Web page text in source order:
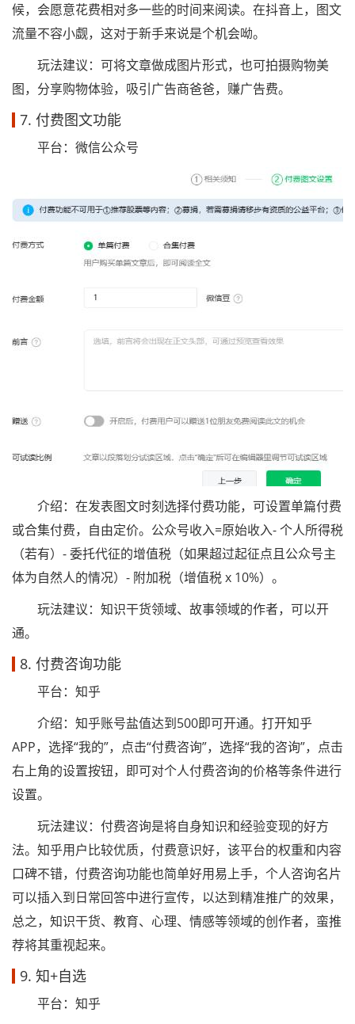
候，会愿意花费相对多一些的时间来阅读。在抖音上，图文
流量不容小觑，这对于新手来说是个机会呦。
玩法建议：可将文章做成图片形式，也可拍摄购物美
图，分享购物体验，吸引广告商爸爸，赚广告费。
7. 付费图文功能
平台：微信公众号
介绍：在发表图文时刻选择付费功能，可设置单篇付费
或合集付费，自由定价。公众号收入=原始收入- 个人所得税
（若有）- 委托代征的增值税（如果超过起征点且公众号主
体为自然人的情况）- 附加税（增值税 x 10%）。
玩法建议：知识干货领域、故事领域的作者，可以开
通。
8. 付费咨询功能
平台：知乎
介绍：知乎账号盐值达到500即可开通。打开知乎
APP，选择“我的”，点击“付费咨询”，选择“我的咨询”，点击
右上角的设置按钮，即可对个人付费咨询的价格等条件进行
设置。
玩法建议：付费咨询是将自身知识和经验变现的好方
法。知乎用户比较优质，付费意识好，该平台的权重和内容
口碑不错，付费咨询功能也简单好用易上手，个人咨询名片
可以插入到日常回答中进行宣传，以达到精准推广的效果，
总之，知识干货、教育、心理、情感等领域的创作者，蛮推
荐将其重视起来。
9. 知+自选
平台：知乎